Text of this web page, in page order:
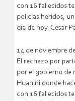
con 16 fallecidos
policias heridos,
dia de hoy. Cesar
14 de noviembre
El rechazo por
por el gobierno de
Huanini donde
con 16 fallecidos